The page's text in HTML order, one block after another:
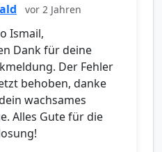
vor 2 Jahren
Ismail,
Dank für deine
Der Fehler
behoben, danke
wachsames
Alles Gute für die